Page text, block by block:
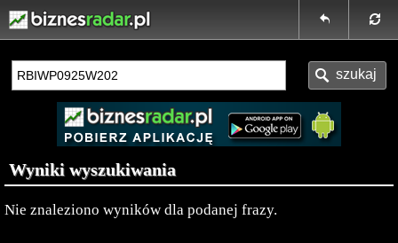
Wyniki wyszukiwania
Nie znaleziono wyników dla podanej frazy.